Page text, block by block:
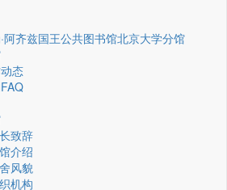
阿齐兹国王公共图书馆北京大学分馆
态
致辞
介绍
风貌
机构